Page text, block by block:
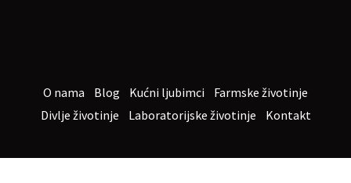
O nama Blog Kućni ljubimci
Farmske životinje
Divlje životinje
Laboratorijske životinje Kontakt